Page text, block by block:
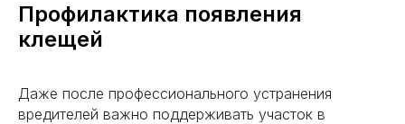
Профилактика появления
клещей
Даже после профессионального устранения
вредителей важно поддерживать участок в